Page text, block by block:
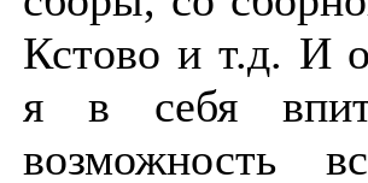
Кстово и т.д. И
я в себя
возможность